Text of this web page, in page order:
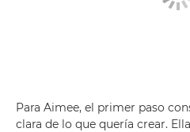
Para Aimee, el primer paso
clara de lo que quería crear.